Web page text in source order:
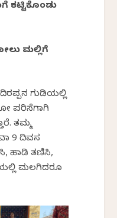
ಕಟ್ಟಿಕೊಂಡು
ಮಲ್ಲಿಗೆ
ಗುಡಿಯಲ್ಲಿ
ಪರಿಸೆಗಾಗಿ
ತಮ್ಮ
9 ದಿವಸ
ಹಾಡಿ ತಣಿಸಿ,
ಮಲಗಿದರೂ